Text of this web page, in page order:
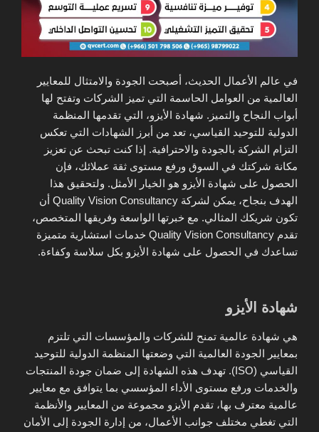
في عالم الأعمال الحديث، أصبحت الجودة والامتثال للمعايير
العالمية من العوامل الحاسمة التي تميز الشركات وتفتح لها
أبواب النجاح والتميز. شهادة الأيزو، التي تقدمها المنظمة
الدولية للتوحيد القياسي، تعد من أبرز الشهادات التي تعكس
التزام الشركة بالجودة والاحترافية. إذا كنت تبحث عن تعزيز
مكانة شركتك في السوق ورفع مستوى ثقة عملائك، فإن
الحصول على شهادة الأيزو هو الخيار الأمثل. ولتحقيق هذا
الهدف بنجاح، يمكن لشركة Quality Vision Consultancy أن
تكون شريكك المثالي. مع خبرتها الواسعة وفريقها المتخصص،
تقدم Quality Vision Consultancy خدمات استشارية متميزة
تساعدك في الحصول على شهادة الأيزو بكل سلاسة وكفاءة.
شهادة الأيزو
هي شهادة عالمية تمنح للشركات والمؤسسات التي تلتزم
بمعايير الجودة العالمية التي وضعتها المنظمة الدولية للتوحيد
القياسي (ISO). تهدف هذه الشهادة إلى ضمان جودة المنتجات
والخدمات ورفع مستوى الأداء المؤسسي بما يتوافق مع معايير
عالمية معترف بها، تقدم الأيزو مجموعة من المعايير والأنظمة
التي تغطي مختلف جوانب الأعمال، من إدارة الجودة إلى الأمان